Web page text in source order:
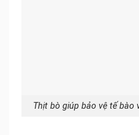
Thịt bò giúp bảo vệ tế bào